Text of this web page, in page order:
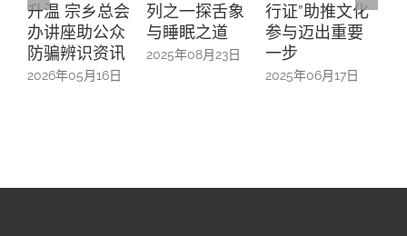
宗乡总会
座助公众
辨识资讯
年05月16日
列之一探舌象
与睡眠之道
2025年08月23日
行证”助推文化
参与迈出重要
一步
2025年06月17日
主席徐
长的午
2025年06